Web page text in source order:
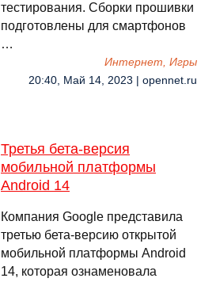
тестирования. Сборки прошивки
подготовлены для смартфонов
…
Интернет, Игры
20:40, Май 14, 2023 | opennet.ru
Третья бета-версия
мобильной платформы
Android 14
Компания Google представила
третью бета-версию открытой
мобильной платформы Android
14, которая ознаменовала